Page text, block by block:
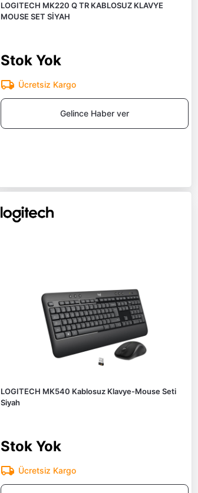
LOGITECH MK220 Q TR KABLOSUZ KLAVYE
MOUSE SET SİYAH
Stok Yok
Ücretsiz Kargo
Gelince Haber ver
LOGITECH MK540 Kablosuz Klavye-Mouse Seti
Siyah
Stok Yok
Ücretsiz Kargo